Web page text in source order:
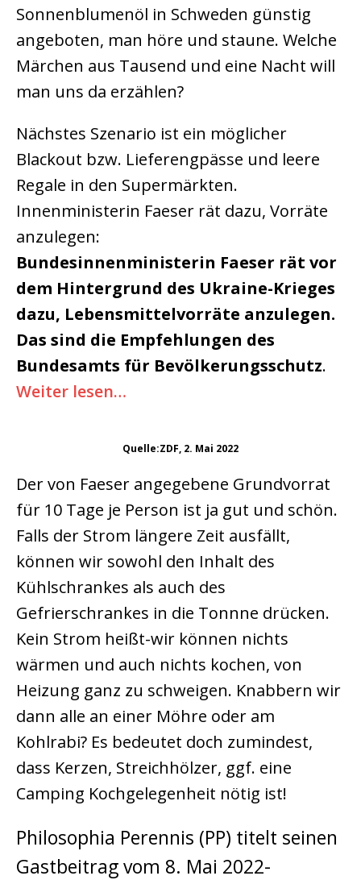
Sonnenblumenöl in Schweden günstig
angeboten, man höre und staune. Welche
Märchen aus Tausend und eine Nacht will
man uns da erzählen?
Nächstes Szenario ist ein möglicher
Blackout bzw. Lieferengpässe und leere
Regale in den Supermärkten.
Innenministerin Faeser rät dazu, Vorräte
anzulegen:
Bundesinnenministerin Faeser rät vor
dem Hintergrund des Ukraine-Krieges
dazu, Lebensmittelvorräte anzulegen.
Das sind die Empfehlungen des
Bundesamts für Bevölkerungsschutz.
Weiter lesen…
Quelle:ZDF, 2. Mai 2022
Der von Faeser angegebene Grundvorrat
für 10 Tage je Person ist ja gut und schön.
Falls der Strom längere Zeit ausfällt,
können wir sowohl den Inhalt des
Kühlschrankes als auch des
Gefrierschrankes in die Tonnne drücken.
Kein Strom heißt-wir können nichts
wärmen und auch nichts kochen, von
Heizung ganz zu schweigen. Knabbern wir
dann alle an einer Möhre oder am
Kohlrabi? Es bedeutet doch zumindest,
dass Kerzen, Streichhölzer, ggf. eine
Camping Kochgelegenheit nötig ist!
Philosophia Perennis (PP) titelt seinen
Gastbeitrag vom 8. Mai 2022-